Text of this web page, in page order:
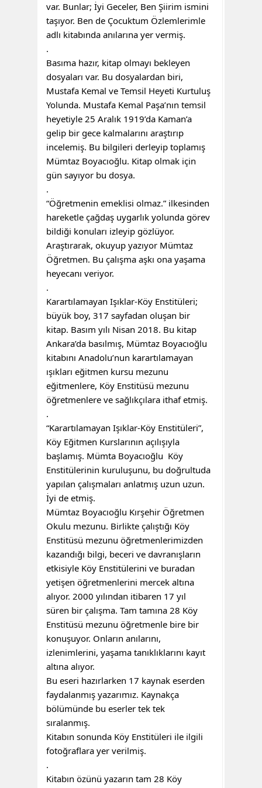
var. Bunlar; İyi Geceler, Ben Şiirim ismini
taşıyor. Ben de Çocuktum Özlemlerimle
adlı kitabında anılarına yer vermiş.
.
Basıma hazır, kitap olmayı bekleyen
dosyaları var. Bu dosyalardan biri,
Mustafa Kemal ve Temsil Heyeti Kurtuluş
Yolunda. Mustafa Kemal Paşa’nın temsil
heyetiyle 25 Aralık 1919’da Kaman’a
gelip bir gece kalmalarını araştırıp
incelemiş. Bu bilgileri derleyip toplamış
Mümtaz Boyacıoğlu. Kitap olmak için
gün sayıyor bu dosya.
.
“Öğretmenin emeklisi olmaz.” ilkesinden
hareketle çağdaş uygarlık yolunda görev
bildiği konuları izleyip gözlüyor.
Araştırarak, okuyup yazıyor Mümtaz
Öğretmen. Bu çalışma aşkı ona yaşama
heyecanı veriyor.
.
Karartılamayan Işıklar-Köy Enstitüleri;
büyük boy, 317 sayfadan oluşan bir
kitap. Basım yılı Nisan 2018. Bu kitap
Ankara’da basılmış, Mümtaz Boyacıoğlu
kitabını Anadolu’nun karartılamayan
ışıkları eğitmen kursu mezunu
eğitmenlere, Köy Enstitüsü mezunu
öğretmenlere ve sağlıkçılara ithaf etmiş.
.
“Karartılamayan Işıklar-Köy Enstitüleri”,
Köy Eğitmen Kurslarının açılışıyla
başlamış. Mümta Boyacıoğlu Köy
Enstitülerinin kuruluşunu, bu doğrultuda
yapılan çalışmaları anlatmış uzun uzun.
İyi de etmiş.
Mümtaz Boyacıoğlu Kırşehir Öğretmen
Okulu mezunu. Birlikte çalıştığı Köy
Enstitüsü mezunu öğretmenlerimizden
kazandığı bilgi, beceri ve davranışların
etkisiyle Köy Enstitülerini ve buradan
yetişen öğretmenlerini mercek altına
alıyor. 2000 yılından itibaren 17 yıl
süren bir çalışma. Tam tamına 28 Köy
Enstitüsü mezunu öğretmenle bire bir
konuşuyor. Onların anılarını,
izlenimlerini, yaşama tanıklıklarını kayıt
altına alıyor.
Bu eseri hazırlarken 17 kaynak eserden
faydalanmış yazarımız. Kaynakça
bölümünde bu eserler tek tek
sıralanmış.
Kitabın sonunda Köy Enstitüleri ile ilgili
fotoğraflara yer verilmiş.
.
Kitabın özünü yazarın tam 28 Köy